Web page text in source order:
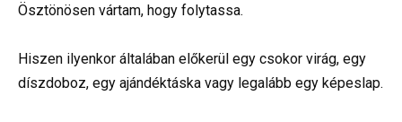
Ösztönösen vártam, hogy folytassa.
Hiszen ilyenkor általában előkerül egy csokor virág, egy
díszdoboz, egy ajándéktáska vagy legalább egy képeslap.